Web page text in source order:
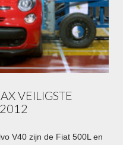
VEILIGSTE
2012
V40 zijn de Fiat 500L en